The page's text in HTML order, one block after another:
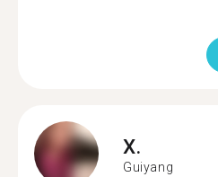
X.
Guiyang